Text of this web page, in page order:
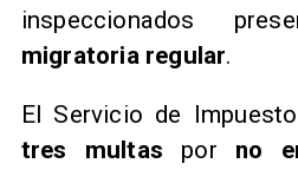
inspeccionados
migratoria regular.
El Servicio de
tres multas por no